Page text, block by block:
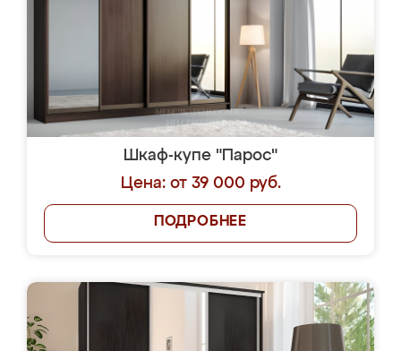
Шкаф-купе "Парос"
Цена: от 39 000 руб.
ПОДРОБНЕЕ